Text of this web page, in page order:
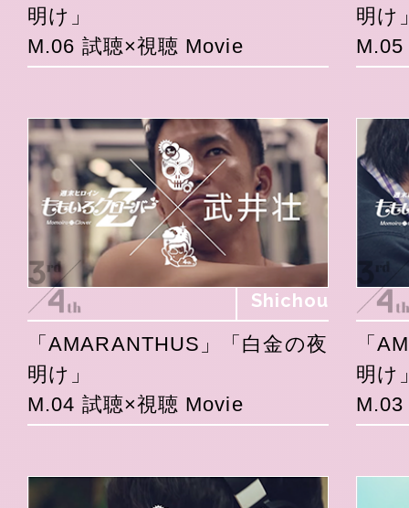
明け」
M.06 試聴×視聴 Movie
明け
Shichou
「AMARANTHUS」「白金の夜
明け」
M.04 試聴×視聴 Movie
「
明け